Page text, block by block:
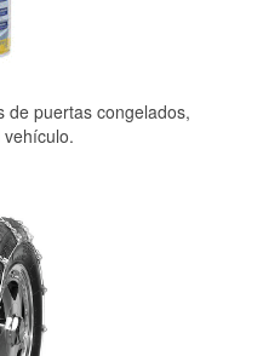
de puertas congelados,